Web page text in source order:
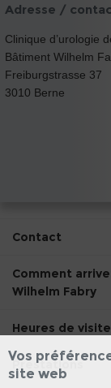
Adresse /
Clinique d’urologie
Bâtiment Wilhelm
Freiburgstrasse 37
3010 Berne
Contact
Comment
Wilhelm Fabry
Heures de visite
Prestations
Vos
site web